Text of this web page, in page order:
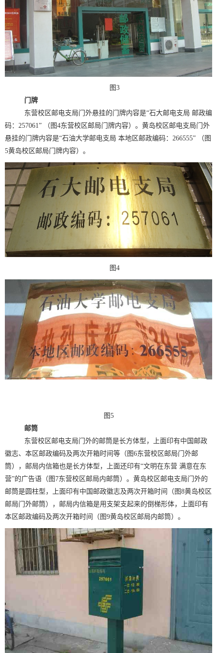
图3
门牌
东营校区邮电支局门外悬挂的门牌内容是“石大邮电支局 邮政编
码：257061” （图4东营校区邮局门牌内容）。黄岛校区邮电支局门外
悬挂的门牌内容是“石油大学邮电支局 本地区邮政编码：266555” （图
5黄岛校区邮局门牌内容）。
图4
图5
邮筒
东营校区邮电支局门外的邮筒是长方体型，上面印有中国邮政
徽志、本区邮政编码及两次开箱时间等（图6东营校区邮局门外邮
筒），邮局内信箱也是长方体型，上面还印有“文明在东营 满意在东
营”的广告语（图7东营校区邮局内邮筒）。黄岛校区邮电支局门外的
邮筒是圆柱型，上面印有中国邮政徽志及两次开箱时间（图8黄岛校区
邮局门外邮筒），邮局内信箱是用支架支起来的倒梯形体，上面印有
本区邮政编码及两次开箱时间（图9黄岛校区邮局内邮筒）。